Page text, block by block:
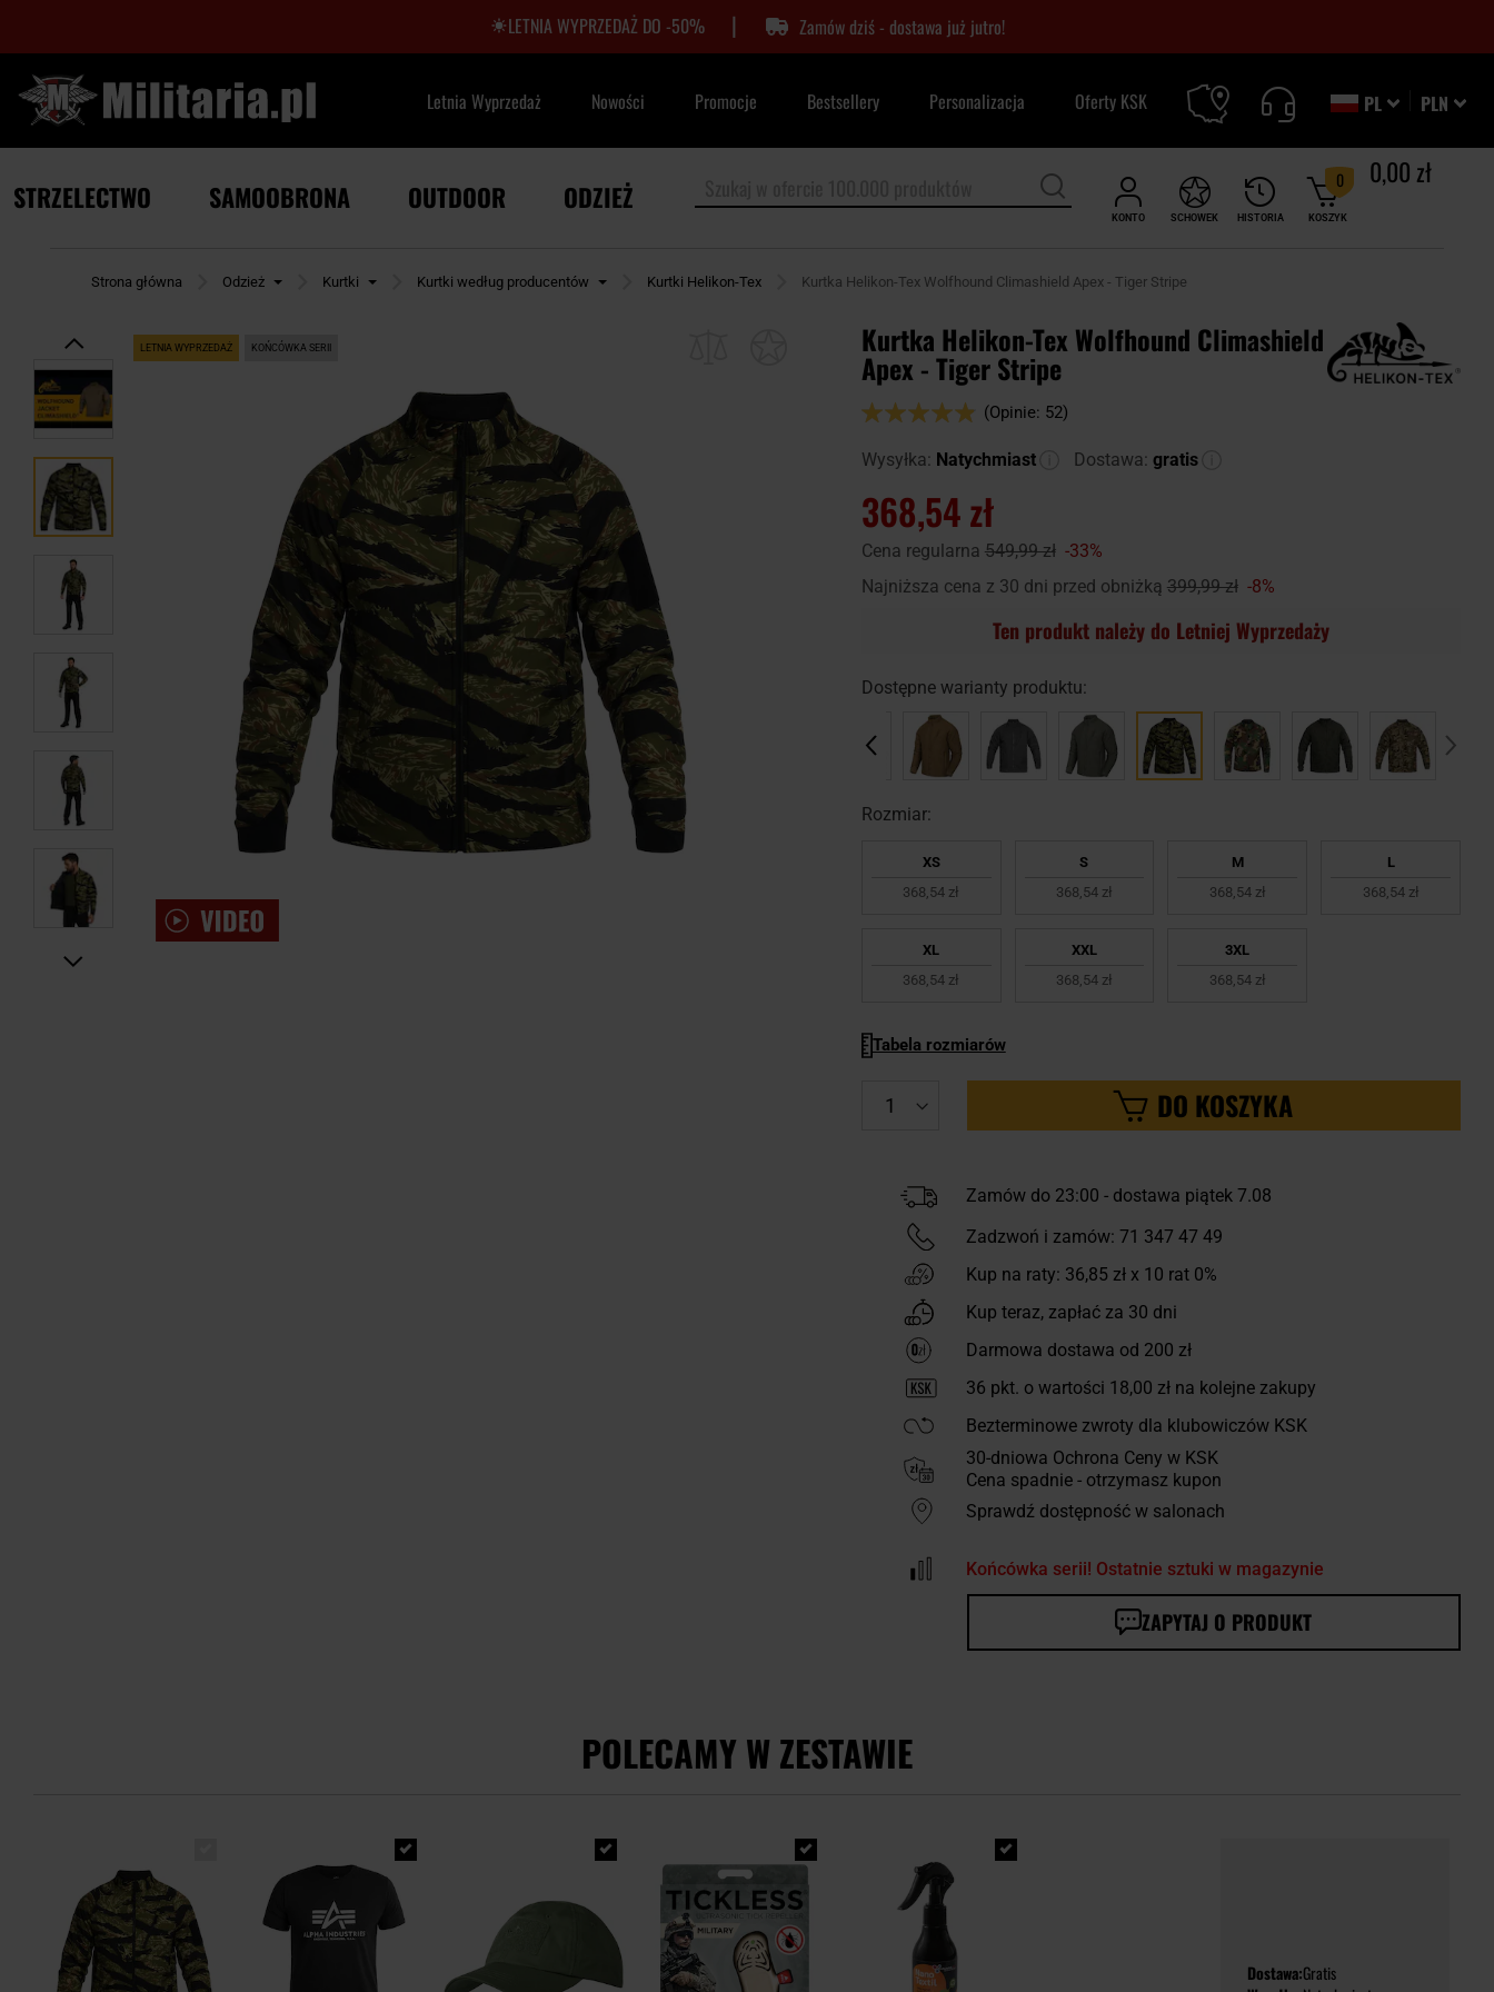
LETNIA WYPRZEDAŻ DO -50% | Zamów dziś - dostawa już jutro!
PLN
PL
Letnia Wyprzedaż Nowości Promocje Bestsellery Personalizacja Oferty KSK
KONTO HISTORIA
SCHOWEK KOSZYK
0 0,00 zł
STRZELECTWO SAMOOBRONA OUTDOOR ODZIEŻ
Strona główna Odzież Kurtki Kurtki według producentów Kurtki Helikon-Tex Kurtka Helikon-Tex Wolfhound Climashield Apex - Tiger Stripe
LETNIA WYPRZEDAŻ KOŃCÓWKA SERII Kurtka Helikon-Tex Wolfhound Climashield
Apex - Tiger Stripe
Ocena:
(Opinie: 52)
Wysyłka: Natychmiast Dostawa: gratis
368,54 zł
Cena regularna 549,99 zł -33%
Najniższa cena z 30 dni przed obniżką 399,99 zł -8%
Ten produkt należy do Letniej Wyprzedaży
Dostępne warianty produktu:
Rozmiar:
XS
368,54 zł
S
368,54 zł
M
368,54 zł
L
368,54 zł
XL
368,54 zł
XXL
368,54 zł
3XL
368,54 zł
Tabela rozmiarów
DO KOSZYKA
Zamów do 23:00 - dostawa piątek 7.08
Zadzwoń i zamów: 71 347 47 49
Kup na raty: 36,85 złx 10 rat 0%
Kup teraz, zapłać za 30 dni
Darmowa dostawa od 200 zł
36 pkt. o wartości 18,00 złna kolejne zakupy
Bezterminowe zwroty dla klubowiczów KSK
30-dniowa Ochrona Ceny w KSK
Cena spadnie - otrzymasz kupon
Sprawdź dostępność w salonach
Końcówka serii! Ostatnie sztuki w magazynie
ZAPYTAJ O PRODUKT
POLECAMY W ZESTAWIE
Dostawa:Gratis